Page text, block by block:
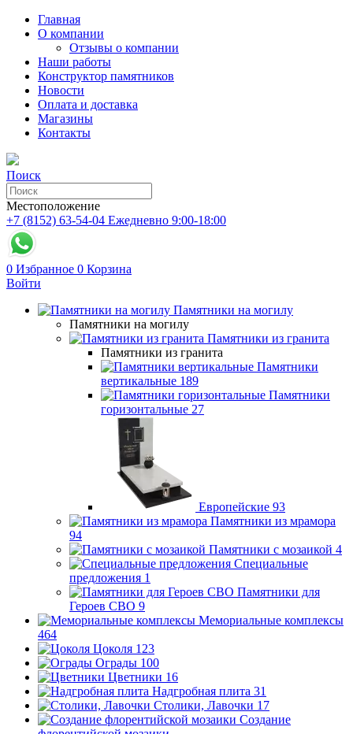
Главная
О компании
Отзывы о компании
Наши работы
Конструктор памятников
Новости
Оплата и доставка
Магазины
Контакты
Поиск
Местоположение
+7 (8152) 63-54-04 Ежедневно 9:00-18:00
0 Избранное 0 Корзина
Войти
Памятники на могилу
Памятники на могилу
Памятники из гранита
Памятники из гранита
Памятники
вертикальные 189
Памятники
горизонтальные 27
Европейские 93
Памятники из мрамора
94
Памятники с мозаикой 4
Специальные
предложения 1
Памятники для
Героев СВО 9
Мемориальные комплексы
464
Цоколя 123
Ограды 100
Цветники 16
Надгробная плита 31
Столики, Лавочки 17
Создание